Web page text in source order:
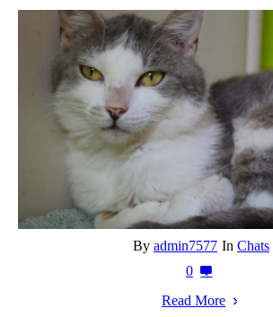
By admin7577 In Chats
0
Read More